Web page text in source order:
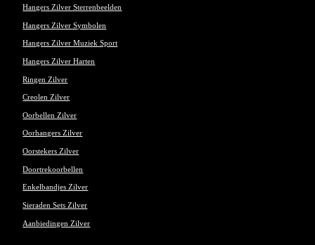
Hangers Zilver Sterrenbeelden
Hangers Zilver Symbolen
Hangers Zilver Muziek Sport
Hangers Zilver Harten
Ringen Zilver
Creolen Zilver
Oorbellen Zilver
Oorhangers Zilver
Oorstekers Zilver
Doortrekoorbellen
Enkelbandjes Zilver
Sieraden Sets Zilver
Aanbiedingen Zilver